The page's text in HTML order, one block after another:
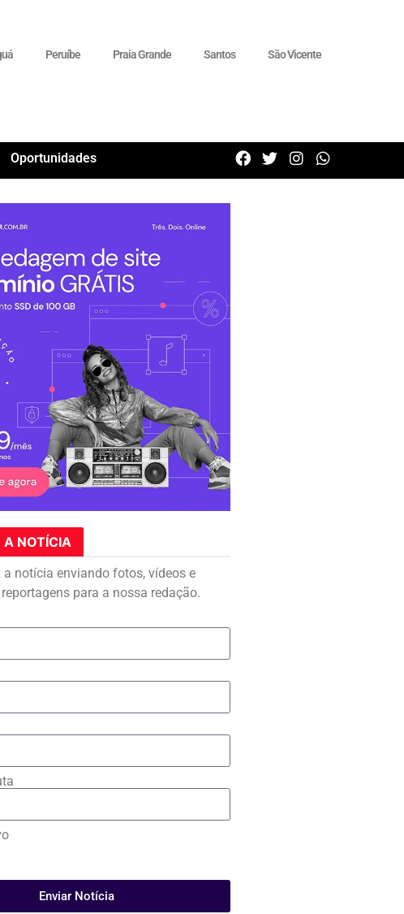
Peruíbe Praia Grande Santos São Vicente
Oportunidades
A NOTÍCIA
notícia enviando fotos, vídeos e
para a nossa redação.
Enviar Notícia